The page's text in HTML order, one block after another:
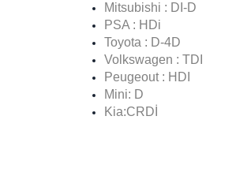
Mitsubishi : DI-D
PSA: HDi
Toyota : D-4D
Volkswagen : TDI
Peugeout: HDI
Mini: D
Kia:CRDİ